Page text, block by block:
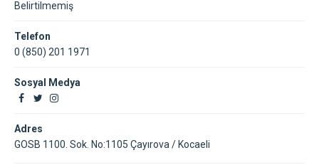
Belirtilmemiş
Telefon
0 (850) 201 1971
Sosyal Medya
Adres
GOSB 1100. Sok. No:1105 Çayırova / Kocaeli